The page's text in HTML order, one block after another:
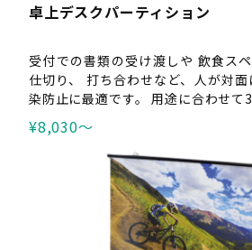
卓上デスクパーティション
受付での書類の受け渡しや 飲食ス
仕切り、 打ち合わせなど、人が対
染防止に最適です。 用途に合わせて
ト）からお選び頂けます。
¥8,030〜